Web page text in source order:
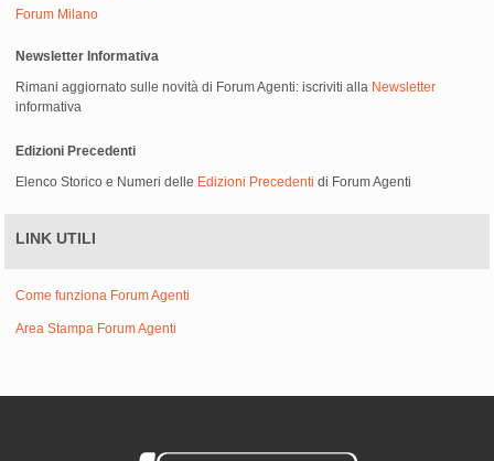
Forum Milano
Newsletter Informativa
Rimani aggiornato sulle novità di Forum Agenti: iscriviti alla Newsletter
informativa
Edizioni Precedenti
Elenco Storico e Numeri delle Edizioni Precedenti di Forum Agenti
LINK UTILI
Come funziona Forum Agenti
Area Stampa Forum Agenti